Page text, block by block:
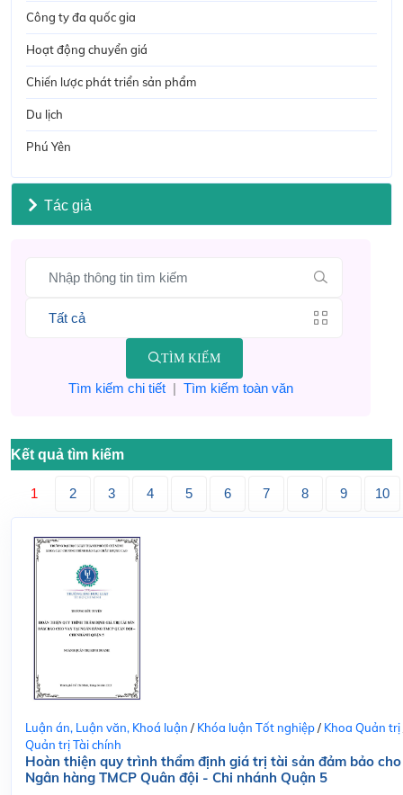
Công ty đa quốc gia
Hoạt động chuyển giá
Chiến lược phát triển sản phẩm
Du lịch
Phú Yên
Tác giả
TÌM KIẾM
Tìm kiếm chi tiết| Tìm kiếm toàn văn
Kết quả tìm kiếm
1 2 3 4 5 6 7 8 9 10
Luận án, Luận văn, Khoá luận / Khóa luận Tốt nghiệp/ Khoa Quản trị
Quản trị Tài chính
Hoàn thiện quy trình thẩm định giá trị tài sản đảm bảo
Ngân hàng TMCP Quân đội - Chi nhánh Quận 5